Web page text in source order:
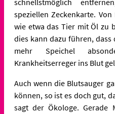
schnellstmöglich
speziellen Zeckenkarte.
wie etwa das Tier mit Öl zu
dies kann dazu führen, dass
mehr Speichel
Krankheitserreger ins Blut
Auch wenn die Blutsauger
können, so ist es doch gut,
sagt der Ökologe. Gerade